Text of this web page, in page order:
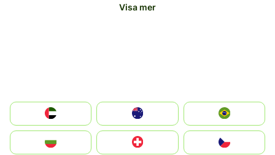
Visa mer
الإمارات العربية المتحدة
Switzerland